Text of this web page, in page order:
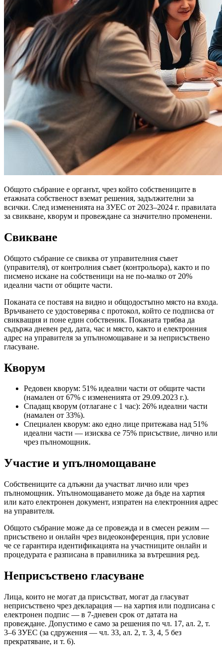
Общото събрание е органът, чрез който собствениците в
етажната собственост вземат решения, задължителни за
всички. След измененията на ЗУЕС от 2023–2024 г. правилата
за свикване, кворум и провеждане са значително променени.
Свикване
Общото събрание се свиква от управителния съвет
(управителя), от контролния съвет (контрольора), както и по
писмено искане на собственици на не по-малко от 20%
идеални части от общите части.
Поканата се поставя на видно и общодостъпно място на входа.
Връчването се удостоверява с протокол, който се подписва от
свикващия и поне един собственик. Поканата трябва да
съдържа дневен ред, дата, час и място, както и електронния
адрес на управителя за упълномощаване и за неприсъствено
гласуване.
Кворум
Редовен кворум: 51% идеални части от общите части
(намален от 67% с измененията от 29.09.2023 г.).
Спадащ кворум (отлагане с 1 час): 26% идеални части
(намален от 33%).
Специален кворум: ако едно лице притежава над 51%
идеални части — изисква се 75% присъствие, лично или
чрез пълномощник.
Участие и упълномощаване
Собствениците са длъжни да участват лично или чрез
пълномощник. Упълномощаването може да бъде на хартия
или като електронен документ, изпратен на електронния адрес
на управителя.
Общото събрание може да се провежда и в смесен режим —
присъствено и онлайн чрез видеоконференция, при условие
че се гарантира идентификацията на участниците онлайн и
процедурата е разписана в правилника за вътрешния ред.
Неприсъствено гласуване
Лица, които не могат да присъстват, могат да гласуват
неприсъствено чрез декларация — на хартия или подписана с
електронен подпис — в 7-дневен срок от датата на
провеждане. Допустимо е само за решения по чл. 17, ал. 2, т.
3–6 ЗУЕС (за сдружения — чл. 33, ал. 2, т. 3, 4, 5 без
прекратяване, и т. 6).